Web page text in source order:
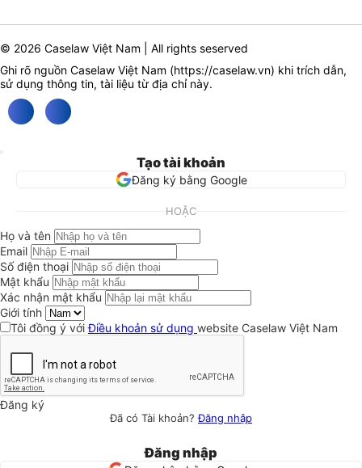
© 2026 Caselaw Việt Nam | All rights seserved
Ghi rõ nguồn Caselaw Việt Nam (https://caselaw.vn) khi trích dẫn,
sử dụng thông tin, tài liệu từ địa chỉ này.
Tạo tài khoản
Đăng ký bằng Google
HOẶC
Họ và tên
Email
Số điện thoại
Mật khẩu
Xác nhận mật khẩu
Giới tính
Tôi đồng ý vớiĐiều khoản sử dụng website Caselaw Việt Nam
Đăng ký
Đã có Tài khoản?Đăng nhập
Đăng nhập